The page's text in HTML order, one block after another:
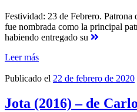
Festividad: 23 de Febrero.
fue nombrada como la principal
habiendo entregado su
Leer más
Publicado el 22 de febrero de 2020
Jota (2016) – de